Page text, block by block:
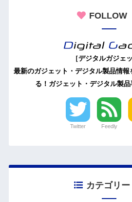
FOLLOW
［デジタルガジェッ
最新のガジェット・デジタル製品情報
る！ガジェット・デジタル製
Twitter Feedly
カテゴリー